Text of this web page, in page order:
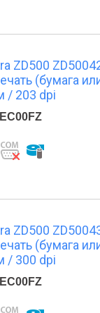
ZD500
(бумага
/ 203 dpi
ZD500
(бумага
/ 300 dpi